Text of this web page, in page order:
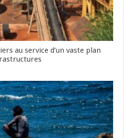
au service d’un vaste plan